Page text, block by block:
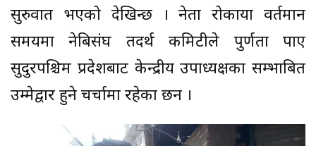
सुरुवात भएको देखिन्छ । नेता रोकाया वर्तमान
समयमा नेबिसंघ तदर्थ कमिटीले पुर्णता पाए
सुदुरपश्चिम प्रदेशबाट केन्द्रीय उपाध्यक्षका सम्भाबित
उम्मेद्वार हुने चर्चामा रहेका छन ।